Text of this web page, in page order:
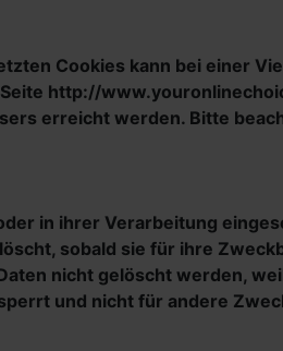
Cookies kann bei einer
http://
erreicht werden. Bitte
in ihrer Verarbeitung
sobald sie für ihre
nicht gelöscht werden,
und nicht für andere